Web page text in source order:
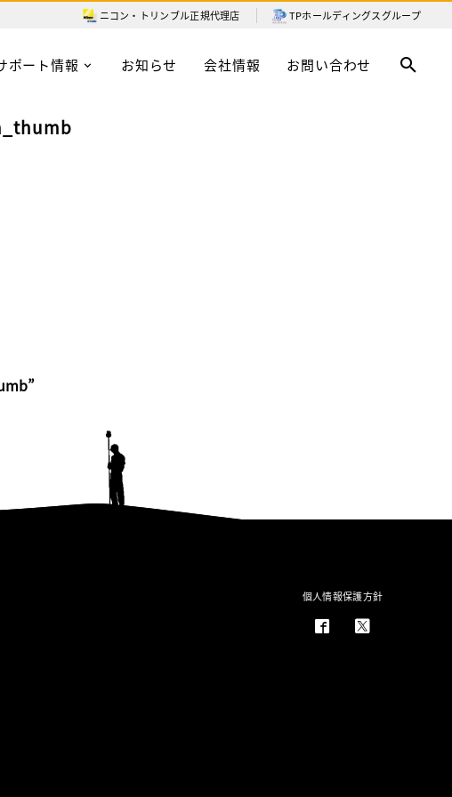
ニコン・トリンブル正規代理店 TPホールディングスグループ
ポート情報 お知らせ 会社情報 お問い合わせ
個人情報保護方針